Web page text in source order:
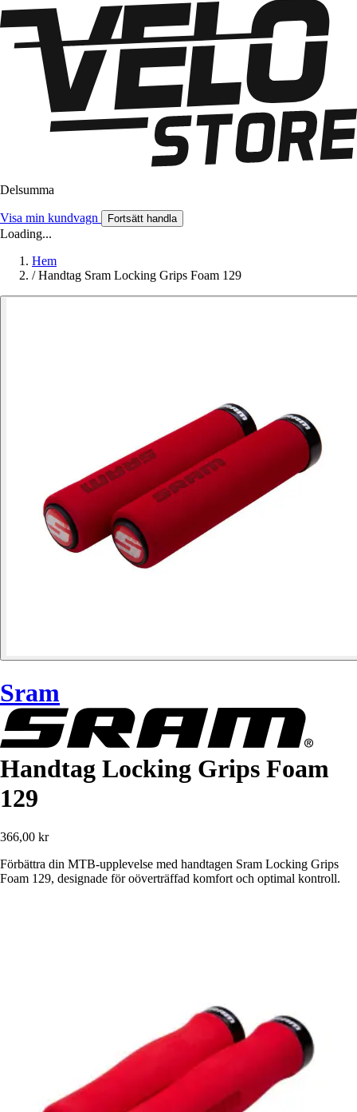
Delsumma
Visa min kundvagn Fortsätt handla
Loading...
Hem
/ Handtag Sram Locking Grips Foam 129
Sram
Handtag Locking Grips Foam
129
366,00 kr
Förbättra din MTB-upplevelse med handtagen Sram Locking Grips
Foam 129, designade för oöverträffad komfort och optimal kontroll.